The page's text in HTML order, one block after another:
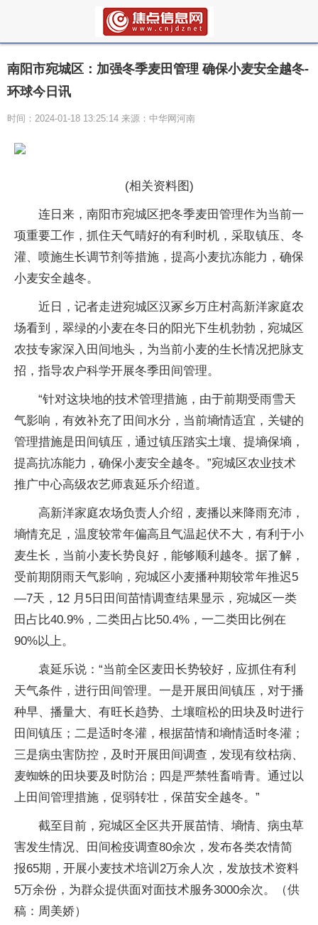
南阳市宛城区：加强冬季麦田管理 确保小麦安全越冬-
环球今日讯
时间：2024-01-18 13:25:14 来源：中华网河南
(相关资料图)
连日来，南阳市宛城区把冬季麦田管理作为当前一
项重要工作，抓住天气晴好的有利时机，采取镇压、冬
灌、喷施生长调节剂等措施，提高小麦抗冻能力，确保
小麦安全越冬。
近日，记者走进宛城区汉冢乡万庄村高新洋家庭农
场看到，翠绿的小麦在冬日的阳光下生机勃勃，宛城区
农技专家深入田间地头，为当前小麦的生长情况把脉支
招，指导农户科学开展冬季田间管理。
“针对这块地的技术管理措施，由于前期受雨雪天
气影响，有效补充了田间水分，当前墒情适宜，关键的
管理措施是田间镇压，通过镇压踏实土壤、提墒保墒，
提高抗冻能力，确保小麦安全越冬。”宛城区农业技术
推广中心高级农艺师袁延乐介绍道。
高新洋家庭农场负责人介绍，麦播以来降雨充沛，
墒情充足，温度较常年偏高且气温起伏不大，有利于小
麦生长，当前小麦长势良好，能够顺利越冬。据了解，
受前期阴雨天气影响，宛城区小麦播种期较常年推迟5
—7天，12 月5日田间苗情调查结果显示，宛城区一类
田占比40.9%，二类田占比50.4%，一二类田比例在
90%以上。
袁延乐说：“当前全区麦田长势较好，应抓住有利
天气条件，进行田间管理。一是开展田间镇压，对于播
种早、播量大、有旺长趋势、土壤暄松的田块及时进行
田间镇压；二是适时冬灌，根据苗情和墒情适时冬灌；
三是病虫害防控，及时开展田间调查，发现有纹枯病、
麦蜘蛛的田块要及时防治；四是严禁牲畜啃青。通过以
上田间管理措施，促弱转壮，保苗安全越冬。”
截至目前，宛城区全区共开展苗情、墒情、病虫草
害发生情况、田间检疫调查80余次，发布各类农情简
报65期，开展小麦技术培训2万余人次，发放技术资料
5万余份，为群众提供面对面技术服务3000余次。（供
稿：周美娇）